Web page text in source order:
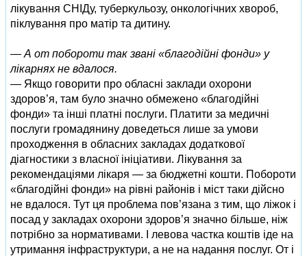
лікування СНІДу, туберкульозу, онкологічних хвороб,
піклування про матір та дитину.
— А от побороти так звані «благодійні фонди» у
лікарнях не вдалося.
— Якщо говорити про обласні заклади охорони
здоров’я, там було значно обмежено «благодійні
фонди» та інші платні послуги. Платити за медичні
послуги громадянину доведеться лише за умови
проходження в обласних закладах додаткової
діагностики з власної ініціативи. Лікування за
рекомендаціями лікаря — за бюджетні кошти. Побороти
«благодійні фонди» на рівні районів і міст таки дійсно
не вдалося. Тут ця проблема пов’язана з тим, що ліжок і
посад у закладах охорони здоров’я значно більше, ніж
потрібно за нормативами. І левова частка коштів іде на
утримання інфраструктури, а не на надання послуг. От і